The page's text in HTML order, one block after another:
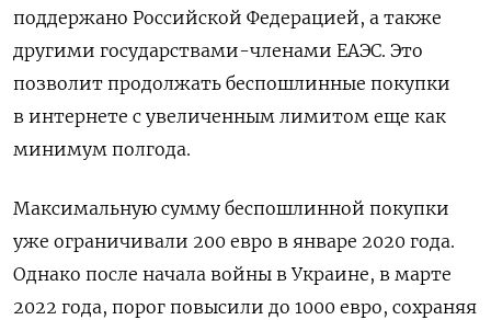
поддержано Российской Федерацией, а также
другими государствами-членами ЕАЭС. Это
позволит продолжать беспошлинные покупки
в интернете с увеличенным лимитом еще как
минимум полгода.
Максимальную сумму беспошлинной покупки
уже ограничивали 200 евро в январе 2020 года.
Однако после начала войны в Украине, в марте
2022 года, порог повысили до 1000 евро, сохраняя